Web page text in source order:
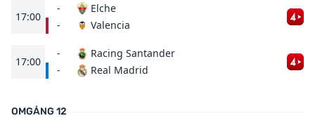
17:00
-
-
Elche
Valencia
17:00
-
-
Racing Santander
Real Madrid
OMGÅNG 12